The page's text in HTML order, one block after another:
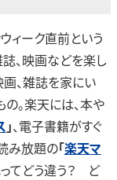
ィーク直前という
、映画などを楽し
、雑誌を家にい
。楽天には、本や
」、電子書籍がすぐ
み放題の「楽天マ
てどう違う？ ど